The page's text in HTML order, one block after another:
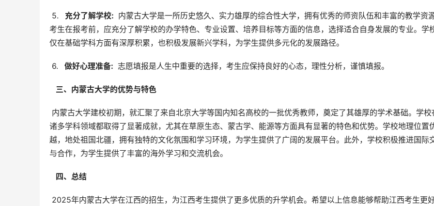
5.
  充分了解学校:
内蒙古大学是一所历史悠久、实力雄厚的综合性大学，拥有优秀的师资队伍和丰富的教学资源
考生在报考前，应充分了解学校的办学特色、专业设置、培养目标等方面的信息，选择适合自身发展的专业。学
仅在基础学科方面有深厚积累，也积极发展新兴学科，为学生提供多元化的发展路径。
6.
  做好心理准备:
志愿填报是人生中重要的选择，考生应保持良好的心态，理性分析，谨慎填报。
  三、内蒙古大学的优势与特色
诸多学科领域都取得了显著成就，尤其在草原生态、蒙古学、能源等方面具有显著的特色和优势。学校地理位置
越，地处祖国北疆，拥有独特的文化氛围和学习环境，为学生提供了广阔的发展平台。此外，学校积极推进国际
与合作，为学生提供了丰富的海外学习和交流机会。
  四、总结